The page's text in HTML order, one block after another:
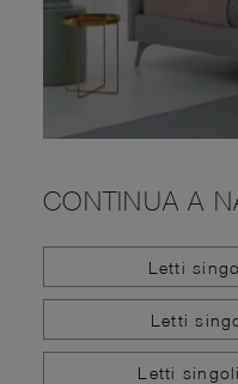
CONTINUA A
Letti
Letti
Letti